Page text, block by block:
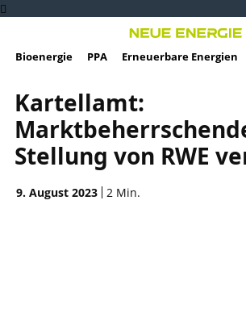
Bioenergie PPA Erneuerbare Energien
Kartellamt:
Stellung von RWE
9. August 2023 2 Min.